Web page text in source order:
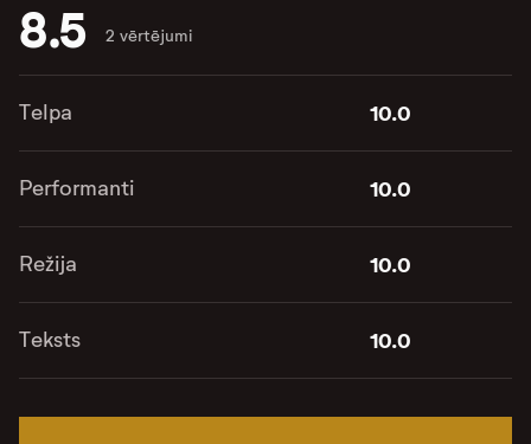
8.5 2 vērtējumi
Telpa 10.0
Performanti 10.0
Režija 10.0
Teksts 10.0